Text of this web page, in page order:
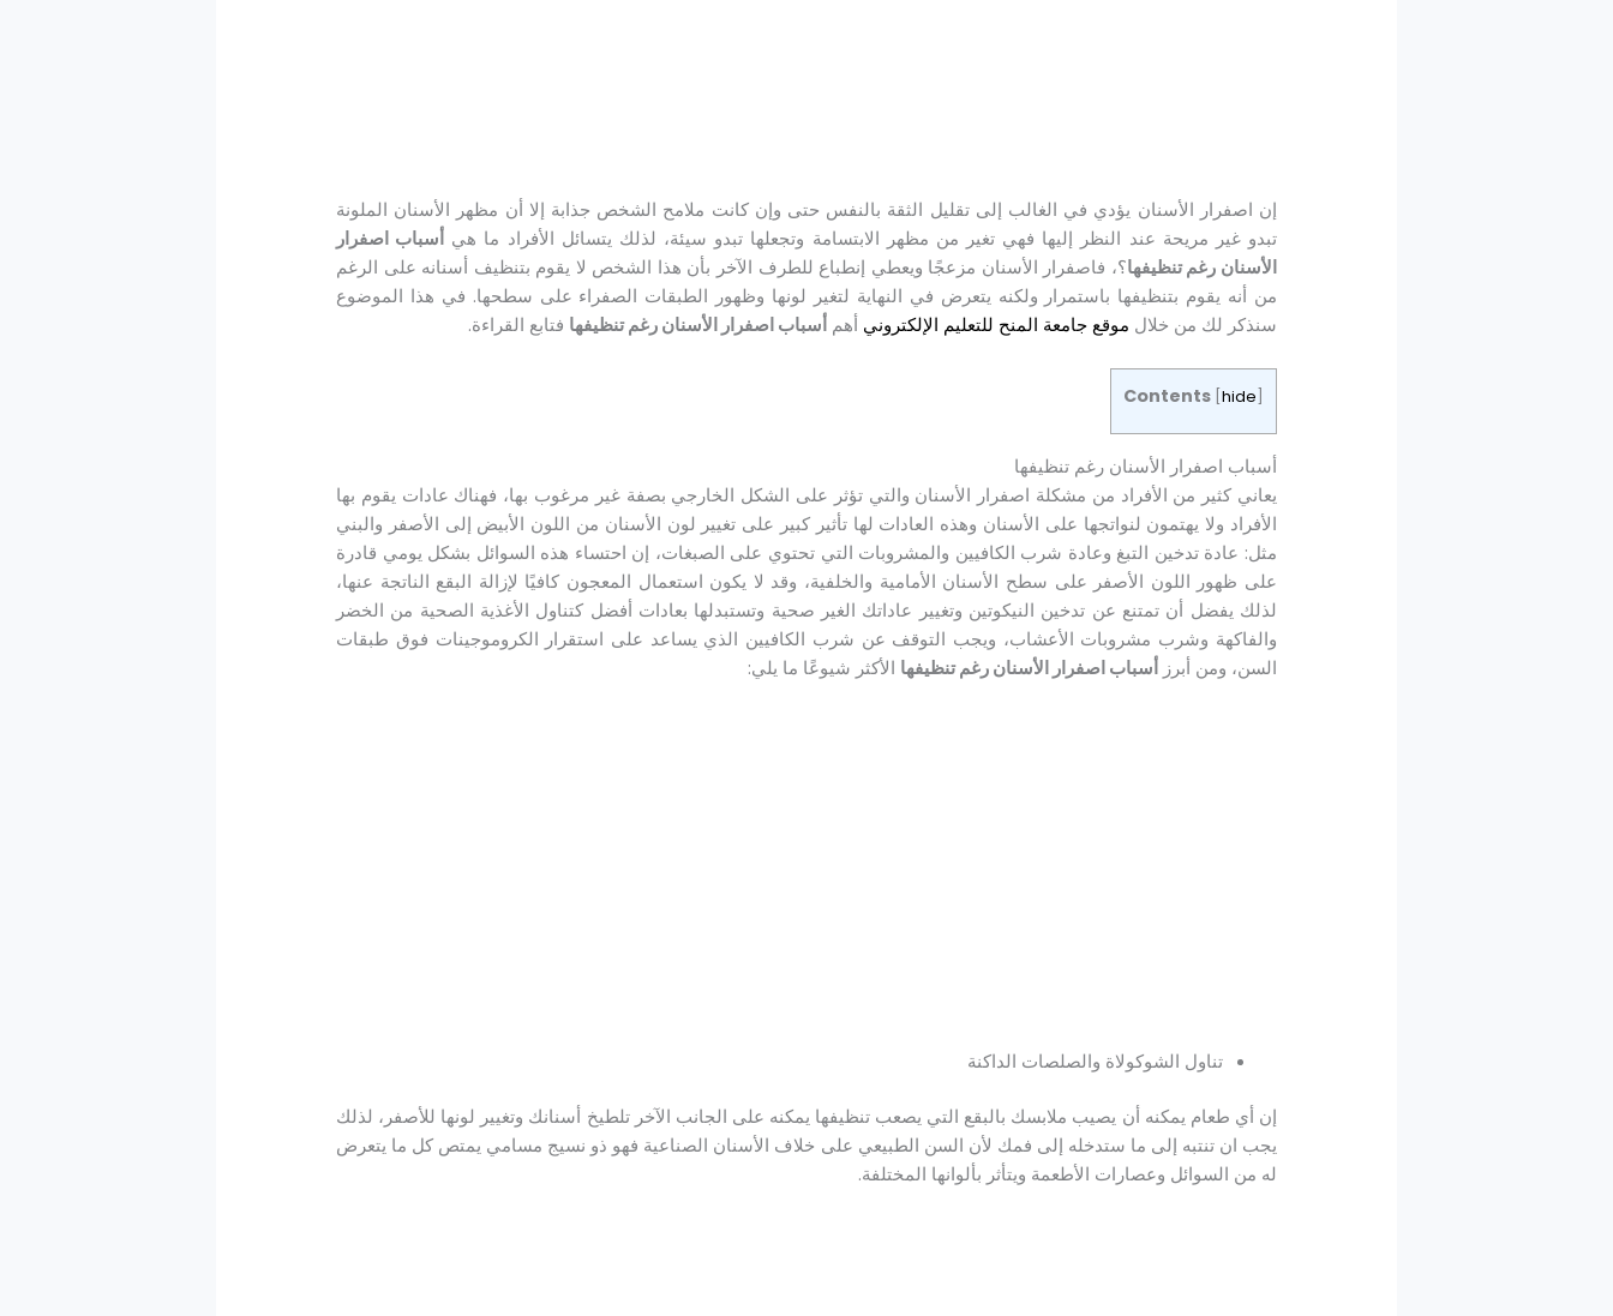
إن اصفرار الأسنان يؤدي في الغالب إلى تقليل الثقة بالنفس حتى وإن كانت ملامح الشخص جذابة إلا أن مظهر الأسنان الملونة
تبدو غير مريحة عند النظر إليها فهي تغير من مظهر الابتسامة وتجعلها تبدو سيئة، لذلك يتسائل الأفراد ما هي أسباب اصفرار
الأسنان رغم تنظيفها؟، فاصفرار الأسنان مزعجًا ويعطي إنطباع للطرف الآخر بأن هذا الشخص لا يقوم بتنظيف أسنانه على الرغم
من أنه يقوم بتنظيفها باستمرار ولكنه يتعرض في النهاية لتغير لونها وظهور الطبقات الصفراء على سطحها. في هذا الموضوع
سنذكر لك من خلال موقع جامعة المنح للتعليم الإلكتروني أهمأسباب اصفرار الأسنان رغم تنظيفها فتابع القراءة.
Contents hide
أسباب اصفرار الأسنان رغم تنظيفها
يعاني كثير من الأفراد من مشكلة اصفرار الأسنان والتي تؤثر على الشكل الخارجي بصفة غير مرغوب بها، فهناك عادات يقوم بها
الأفراد ولا يهتمون لنواتجها على الأسنان وهذه العادات لها تأثير كبير على تغيير لون الأسنان من اللون الأبيض إلى الأصفر والبني
مثل: عادة تدخين التبغ وعادة شرب الكافيين والمشروبات التي تحتوي على الصبغات، إن احتساء هذه السوائل بشكل يومي قادرة
على ظهور اللون الأصفر على سطح الأسنان الأمامية والخلفية، وقد لا يكون استعمال المعجون كافيًا لإزالة البقع الناتجة عنها،
لذلك يفضل أن تمتنع عن تدخين النيكوتين وتغيير عاداتك الغير صحية وتستبدلها بعادات أفضل كتناول الأغذية الصحية من الخضر
والفاكهة وشرب مشروبات الأعشاب، ويجب التوقف عن شرب الكافيين الذي يساعد على استقرار الكروموجينات فوق طبقات
السن، ومن أبرزأسباب اصفرار الأسنان رغم تنظيفها الأكثر شيوعًا ما يلي:
تناول الشوكولاة والصلصات الداكنة
إن أي طعام يمكنه أن يصيب ملابسك بالبقع التي يصعب تنظيفها يمكنه على الجانب الآخر تلطيخ أسنانك وتغيير لونها للأصفر، لذلك
يجب ان تنتبه إلى ما ستدخله إلى فمك لأن السن الطبيعي على خلاف الأسنان الصناعية فهو ذو نسيج مسامي يمتص كل ما يتعرض
له من السوائل وعصارات الأطعمة ويتأثر بألوانها المختلفة.